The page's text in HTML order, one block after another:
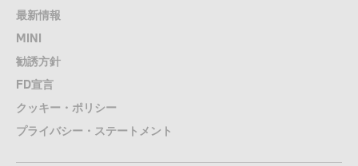
最新情報
MINI
勧誘方針
FD宣言
クッキー・ポリシー
プライバシー・ステートメント